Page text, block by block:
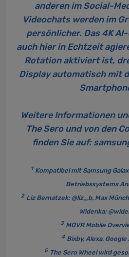
anderen im Social-
Videochats werden im
persönlicher. Das 4K
auch hier in Echtzeit
Rotation aktiviert ist,
Display automatisch mit
Weitere Informationen
The Seround von den
finden Sie auf:
1 Kompatibel mit Samsung
Betriebssystems
2 Liz Bernatzek: @liz_b, Max
Widenka:
3 MOVR Mobile
4 Bixby, Alexa,
5 The Sero Wheel wird